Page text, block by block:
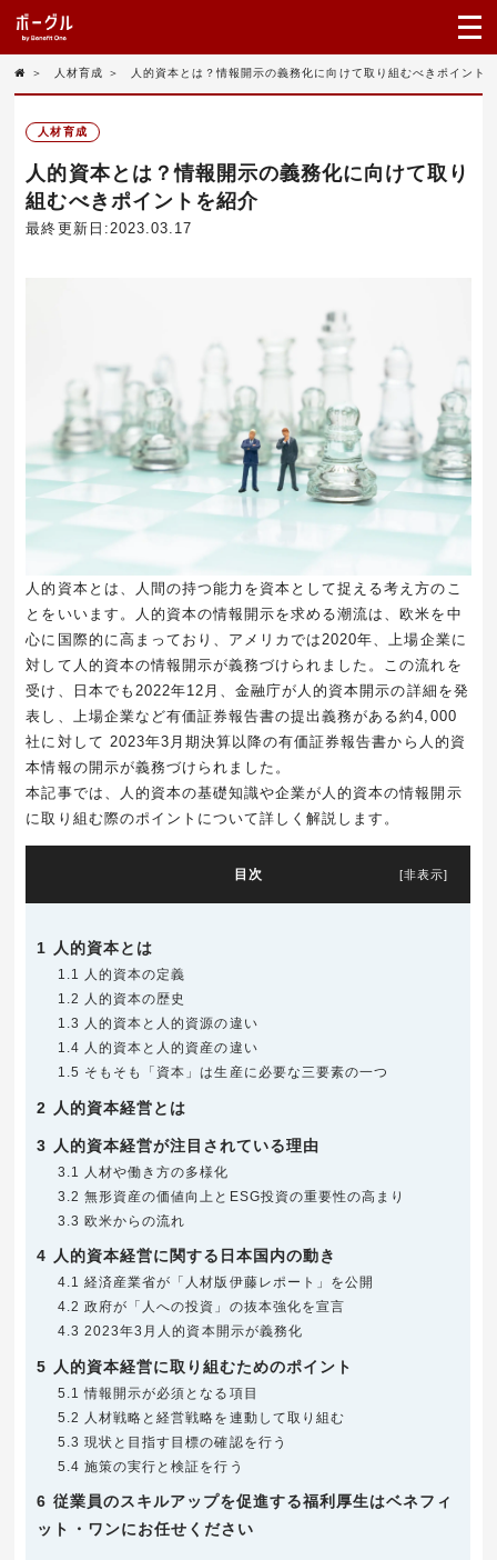
＞ 人材育成 ＞ 人的資本とは？情報開示の義務化に向けて取り組むべきポイント
人材育成
人的資本とは？情報開示の義務化に向けて取り
組むべきポイントを紹介
最終更新日:2023.03.17
人的資本とは、人間の持つ能力を資本として捉える考え方のこ
とをいいます。人的資本の情報開示を求める潮流は、欧米を中
心に国際的に高まっており、アメリカでは2020年、上場企業に
対して人的資本の情報開示が義務づけられました。この流れを
受け、日本でも2022年12月、金融庁が人的資本開示の詳細を発
表し、上場企業など有価証券報告書の提出義務がある約4,000
社に対して 2023年3月期決算以降の有価証券報告書から人的資
本情報の開示が義務づけられました。
本記事では、人的資本の基礎知識や企業が人的資本の情報開示
に取り組む際のポイントについて詳しく解説します。
目次 [非表示]
1 人的資本とは
1.1 人的資本の定義
1.2 人的資本の歴史
1.3 人的資本と人的資源の違い
1.4 人的資本と人的資産の違い
1.5 そもそも「資本」は生産に必要な三要素の一つ
2 人的資本経営とは
3 人的資本経営が注目されている理由
3.1
人材や働き方の多様化
3.2 無形資産の価値向上とESG投資の重要性の高まり
3.3 欧米からの流れ
4 人的資本経営に関する日本国内の動き
4.1 経済産業省が「人材版伊藤レポート」を公開
4.2 政府が「人への投資」の抜本強化を宣言
4.3 2023年3月人的資本開示が義務化
5 人的資本経営に取り組むためのポイント
5.1 情報開示が必須となる項目
5.2 人材戦略と経営戦略を連動して取り組む
5.3 現状と目指す目標の確認を行う
5.4 施策の実行と検証を行う
6 従業員のスキルアップを促進する福利厚生はベネフィ
ット・ワンにお任せください